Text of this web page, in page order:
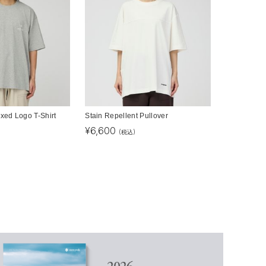
Logo T-Shirt Stain Repellent Pullover
¥6,600 (税込)